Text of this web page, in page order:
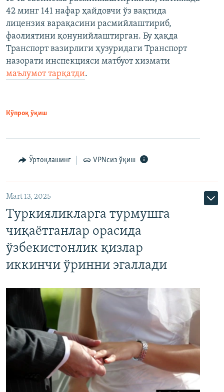
42 минг 141 нафар ҳайдовчи ўз вақтида
лицензия варақасини расмийлаштириб,
фаолиятини қонунийлаштирган. Бу ҳақда
Транспорт вазирлиги ҳузуридаги Транспорт
назорати инспекцияси матбуот хизмати
маълумот тарқатди.
Кўпроқ ўқиш
Ўртоқлашинг VPNсиз ўқиш
Mart 13, 2025
Туркияликларга турмушга
чиқаётганлар орасида
ўзбекистонлик қизлар
иккинчи ўринни эгаллади